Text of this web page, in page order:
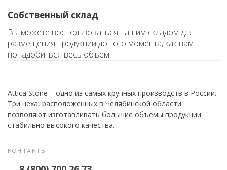
Собственный склад
Вы можете воспользоваться нашим складом для
размещения продукции до того момента, как вам
понадобиться весь объем.
Attica Stone – одно из самых крупных производств в России.
Три цеха, расположенных в Челябинской области
позволяют изготавливать большие объемы продукции
стабильно высокого качества.
КОНТАКТЫ